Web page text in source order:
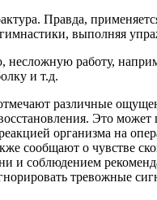
Правда,
выполняя
несложную работу,
и т.д.
различные
Это
организма на
сообщают о чувстве
и соблюдением
тревожные